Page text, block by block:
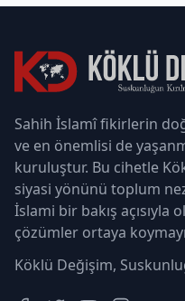
Sahih İslamî fikirlerin
ve en önemlisi de
kuruluştur. Bu cihetle
siyasi yönünü toplum
İslami bir bakış açısıyla
çözümler ortaya
Köklü Değişim,